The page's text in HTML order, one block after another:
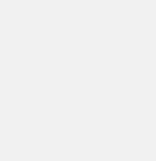
combinations of
Use precise